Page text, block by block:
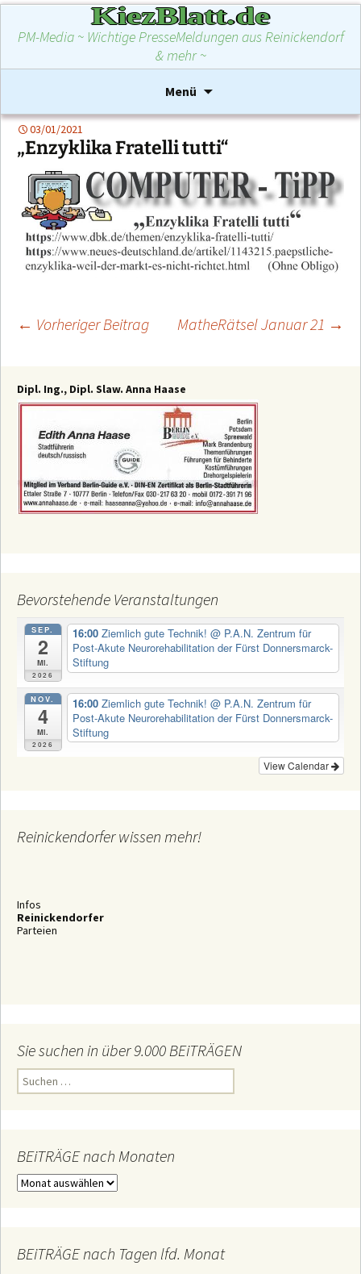
KiezBlatt.de
PM-Media ~ Wichtige PresseMeldungen aus Reinickendorf
& mehr ~
Menü
springen
03/01/2021
„Enzyklika Fratelli tutti“
← Vorheriger Beitrag MatheRätsel Januar 21 →
Dipl. Ing., Dipl. Slaw. Anna Haase
Bevorstehende Veranstaltungen
SEP.
2
Mi.
2026
16:00 Ziemlich gute Technik! @ P.A.N. Zentrum für
Post-Akute Neurorehabilitation der Fürst Donnersmarck-
Stiftung
NOV.
4
Mi.
2026
16:00 Ziemlich gute Technik! @ P.A.N. Zentrum für
Post-Akute Neurorehabilitation der Fürst Donnersmarck-
Stiftung
View Calendar
Reinickendorfer wissen mehr!
Infos
Reinickendorfer
Parteien
Sie suchen in über 9.000 BEiTRÄGEN
S
n
a
c
h
BEiTRÄGE nach Monaten
B
E
G
BEiTRÄGE nach Tagen lfd. Monat